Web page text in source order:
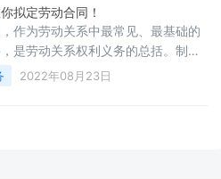
支付二倍工资呢？
拟定劳动合同！
作为劳动关系中最常见、最基础的
是劳动关系权利义务的总括。制定
完善的劳动合同，对用人单位来说
实务中，用人单位不签订劳动合
2022年08月23日